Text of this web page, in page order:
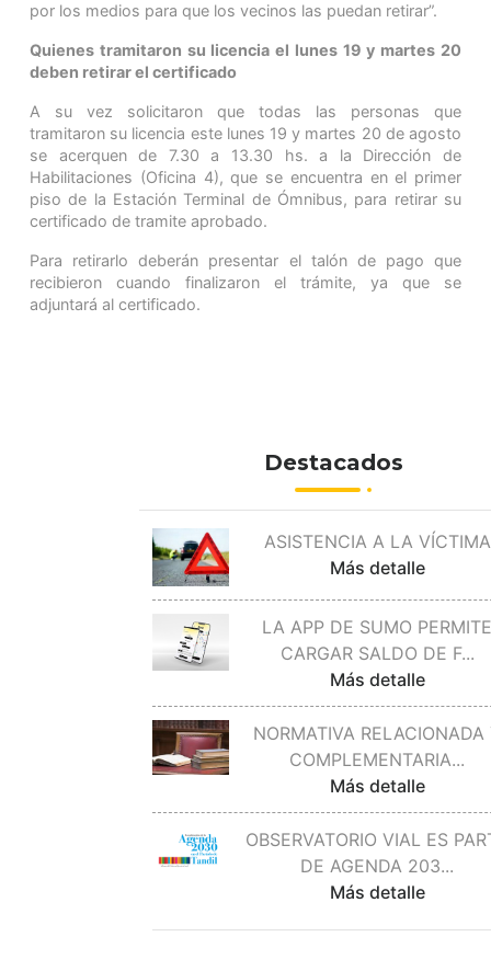
por los medios para que los vecinos las puedan retirar”.
Quienes tramitaron su licencia el lunes 19 y martes 20
deben retirar el certificado
A su vez solicitaron que todas las personas que
tramitaron su licencia este lunes 19 y martes 20 de agosto
se acerquen de 7.30 a 13.30 hs. a la Dirección de
Habilitaciones (Oficina 4), que se encuentra en el primer
piso de la Estación Terminal de Ómnibus, para retirar su
certificado de tramite aprobado.
Para retirarlo deberán presentar el talón de pago que
recibieron cuando finalizaron el trámite, ya que se
adjuntará al certificado.
Destacados
ASISTENCIA A LA VÍCTIMA
Más detalle
LA APP DE SUMO
CARGAR SALDO DE F...
Más detalle
NORMATIVA RELACIONADA
COMPLEMENTARIA...
Más detalle
OBSERVATORIO VIAL ES
DE AGENDA 203...
Más detalle